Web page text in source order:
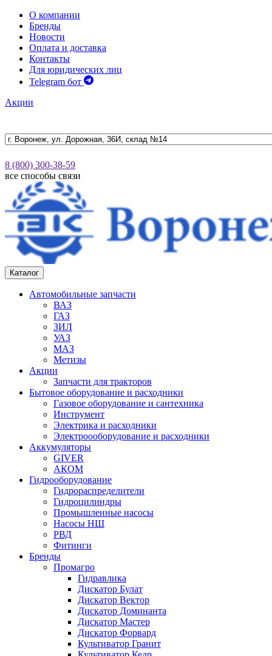
О компании
Бренды
Новости
Оплата и доставка
Контакты
Для юридических лиц
Telegram бот
Акции
8 (800) 300-38-59
все способы связи
Каталог
Автомобильные запчасти
ВАЗ
ГАЗ
ЗИЛ
УАЗ
МАЗ
Метизы
Акции
Запчасти для тракторов
Бытовое оборудование и расходники
Газовое оборудование и сантехника
Инструмент
Электрика и расходники
Электроооборудование и расходники
Аккумуляторы
GIVER
АКОМ
Гидрооборудование
Гидрораспределители
Гидроцилиндры
Промышленные насосы
Насосы НШ
РВД
Фитинги
Бренды
Промагро
Гидравлика
Дискатор Булат
Дискатор Вектор
Дискатор Доминанта
Дискатор Мастер
Дискатор Форвард
Культиватор Гранит